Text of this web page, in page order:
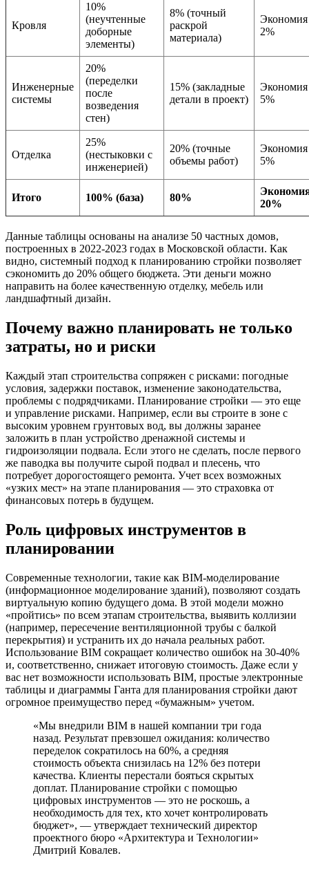
Кровля
10%
(неучтенные
доборные
элементы)
8% (точный
раскрой
материала)
Экономия
2%
Инженерные
системы
20%
(переделки
после
возведения
стен)
15% (закладные
детали в проект)
Экономия
5%
Отделка
25%
(нестыковки с
инженерией)
20% (точные
объемы работ)
Экономия
5%
Итого 100% (база) 80%
20%
Данные таблицы основаны на анализе 50 частных домов,
построенных в 2022-2023 годах в Московской области. Как
видно, системный подход к планированию стройки позволяет
сэкономить до 20% общего бюджета. Эти деньги можно
направить на более качественную отделку, мебель или
ландшафтный дизайн.
Почему важно планировать не только
затраты, но и риски
Каждый этап строительства сопряжен с рисками: погодные
условия, задержки поставок, изменение законодательства,
проблемы с подрядчиками. Планирование стройки — это еще
и управление рисками. Например, если вы строите в зоне с
высоким уровнем грунтовых вод, вы должны заранее
заложить в план устройство дренажной системы и
гидроизоляции подвала. Если этого не сделать, после первого
же паводка вы получите сырой подвал и плесень, что
потребует дорогостоящего ремонта. Учет всех возможных
«узких мест» на этапе планирования — это страховка от
финансовых потерь в будущем.
Роль цифровых инструментов в
планировании
Современные технологии, такие как BIM-моделирование
(информационное моделирование зданий), позволяют создать
виртуальную копию будущего дома. В этой модели можно
«пройтись» по всем этапам строительства, выявить коллизии
(например, пересечение вентиляционной трубы с балкой
перекрытия) и устранить их до начала реальных работ.
Использование BIM сокращает количество ошибок на 30-40%
и, соответственно, снижает итоговую стоимость. Даже если у
вас нет возможности использовать BIM, простые электронные
таблицы и диаграммы Ганта для планирования стройки дают
огромное преимущество перед «бумажным» учетом.
«Мы внедрили BIM в нашей компании три года
назад. Результат превзошел ожидания: количество
переделок сократилось на 60%, а средняя
стоимость объекта снизилась на 12% без потери
качества. Клиенты перестали бояться скрытых
доплат. Планирование стройки с помощью
цифровых инструментов — это не роскошь, а
необходимость для тех, кто хочет контролировать
бюджет», — утверждает технический директор
проектного бюро «Архитектура и Технологии»
Дмитрий Ковалев.